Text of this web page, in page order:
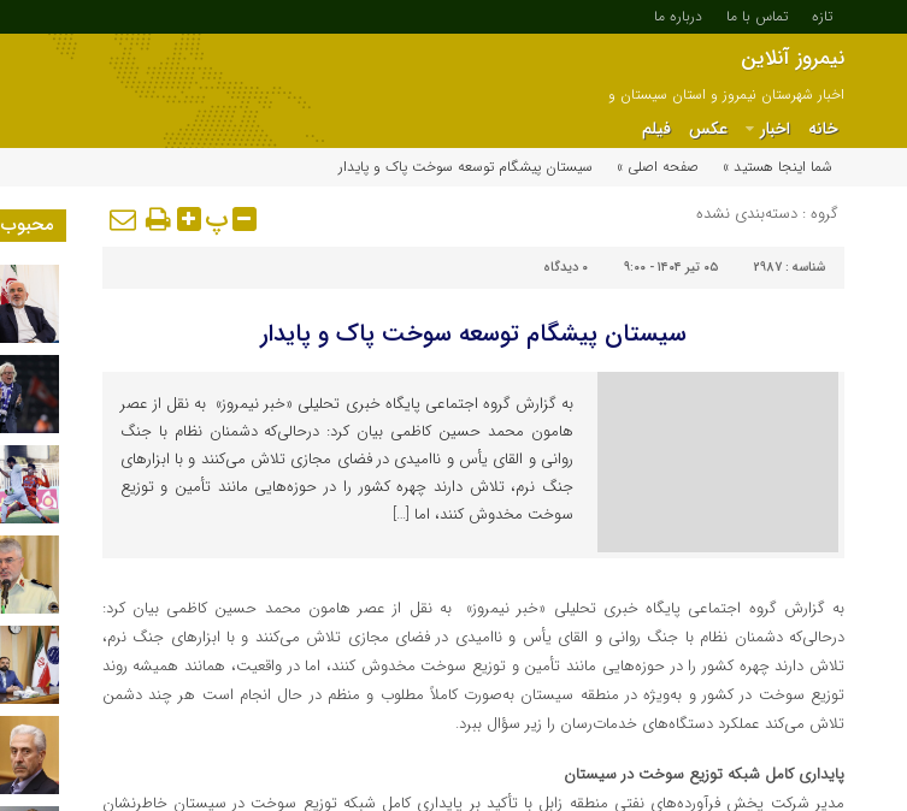
تازه تماس با ما درباره ما
نیمروز آنلاین
اخبار شهرستان نیمروز و استان سیستان و
بلوچستان
خانه اخبار عکس فیلم
شما اینجا هستید »
صفحه اصلی » سیستان پیشگام توسعه سوخت پاک و پایدار
گروه : دسته‌بندی نشده پ
شناسه : 2987 ۰۵ تیر ۱۴۰۴ - ۹:۰۰ ۰ دیدگاه
سیستان پیشگام توسعه سوخت پاک و پایدار
به گزارش گروه اجتماعی پایگاه خبری تحلیلی «خبر نیمروز» به نقل از عصر
هامون محمد حسین کاظمی بیان کرد: درحالی‌که دشمنان نظام با جنگ
روانی و القای یأس و ناامیدی در فضای مجازی تلاش می‌کنند و با ابزارهای
جنگ نرم، تلاش دارند چهره کشور را در حوزه‌هایی مانند تأمین و توزیع
سوخت مخدوش کنند، اما […]
به گزارش گروه اجتماعی پایگاه خبری تحلیلی «خبر نیمروز» به نقل از عصر هامون محمد حسین کاظمی بیان کرد:
درحالی‌که دشمنان نظام با جنگ روانی و القای یأس و ناامیدی در فضای مجازی تلاش می‌کنند و با ابزارهای جنگ نرم،
تلاش دارند چهره کشور را در حوزه‌هایی مانند تأمین و توزیع سوخت مخدوش کنند، اما در واقعیت، همانند همیشه روند
توزیع سوخت در کشور و به‌ویژه در منطقه سیستان به‌صورت کاملاً مطلوب و منظم در حال انجام است هر چند دشمن
تلاش می‌کند عملکرد دستگاه‌های خدمات‌رسان را زیر سؤال ببرد.
پایداری کامل شبکه توزیع سوخت در سیستان
مدیر شرکت پخش فرآورده‌های نفتی منطقه زابل با تأکید بر پایداری کامل شبکه توزیع سوخت در سیستان خاطرنشان
محبوب